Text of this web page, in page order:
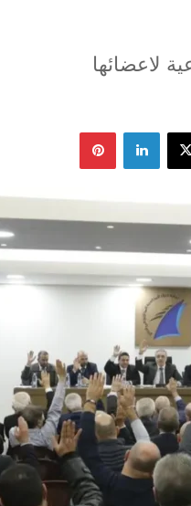
لاعضائها
‫X لينكدإن بينتيريست